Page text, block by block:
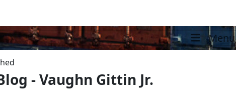
- Vaughn Gittin Jr.